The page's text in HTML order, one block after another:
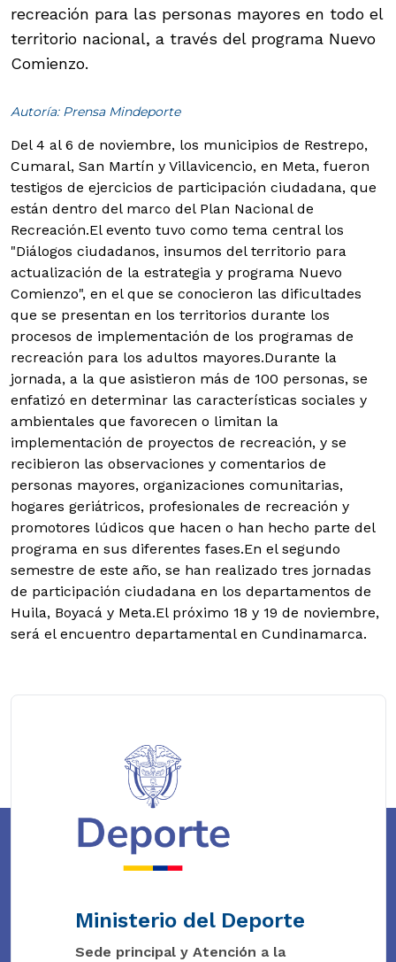
recreación para las personas mayores en todo el
territorio nacional, a través del programa Nuevo
Comienzo.
Autoría: Prensa Mindeporte
Del 4 al 6 de noviembre, los municipios de Restrepo,
Cumaral, San Martín y Villavicencio, en Meta, fueron
testigos de ejercicios de participación ciudadana, que
están dentro del marco del Plan Nacional de
Recreación.El evento tuvo como tema central los
"Diálogos ciudadanos, insumos del territorio para
actualización de la estrategia y programa Nuevo
Comienzo", en el que se conocieron las dificultades
que se presentan en los territorios durante los
procesos de implementación de los programas de
recreación para los adultos mayores.Durante la
jornada, a la que asistieron más de 100 personas, se
enfatizó en determinar las características sociales y
ambientales que favorecen o limitan la
implementación de proyectos de recreación, y se
recibieron las observaciones y comentarios de
personas mayores, organizaciones comunitarias,
hogares geriátricos, profesionales de recreación y
promotores lúdicos que hacen o han hecho parte del
programa en sus diferentes fases.En el segundo
semestre de este año, se han realizado tres jornadas
de participación ciudadana en los departamentos de
Huila, Boyacá y Meta.El próximo 18 y 19 de noviembre,
será el encuentro departamental en Cundinamarca.
Ministerio del Deporte
Sede principal y Atención a la